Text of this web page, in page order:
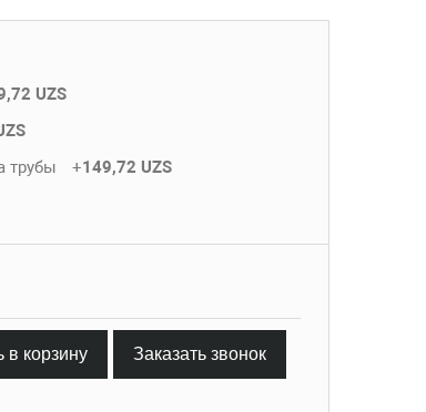
UZS
трубы
+149,72 UZS
в корзину Заказать звонок